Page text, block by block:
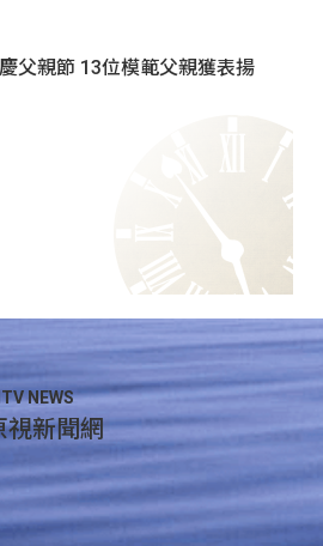
父親節 13位模範父親獲表揚
NEWS
視新聞網